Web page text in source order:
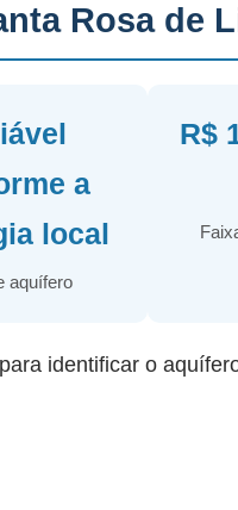
Rosa de
a
local
aquífero
R$
identificar o